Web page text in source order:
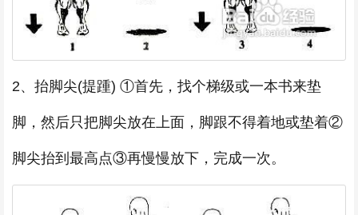
2、抬脚尖(提踵) ①首先，找个梯级或一本书来垫
脚，然后只把脚尖放在上面，脚跟不得着地或垫着②
脚尖抬到最高点③再慢慢放下，完成一次。